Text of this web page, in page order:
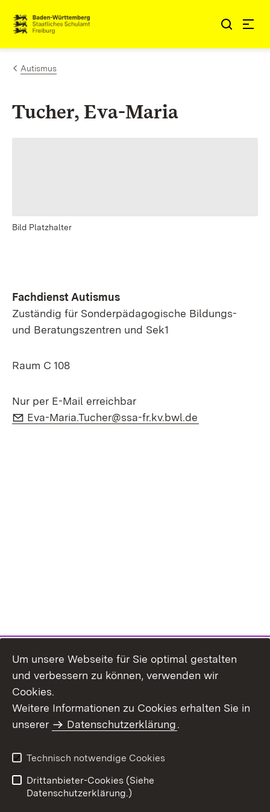
Zum Inhalt springen
Link zur Startseite
Autismus
Tucher, Eva-Maria
Bild Platzhalter
Fachdienst Autismus
Zuständig für Sonderpädagogische Bildungs-
und Beratungszentren und Sek1
Raum C 108
Nur per E-Mail erreichbar
E-Mail:
Eva-Maria.Tucher@ssa-fr.kv.bwl.de
Benutzungshinweise
Erklärung zur
Um unsere Webseite für Sie optimal gestalten
und verbessern zu können, verwenden wir
Cookies.
Weitere Informationen zu Cookies erhalten Sie in
unserer
Datenschutzerklärung.
Technisch notwendige Cookies
Drittanbieter-Cookies (Siehe
Datenschutzerklärung.)